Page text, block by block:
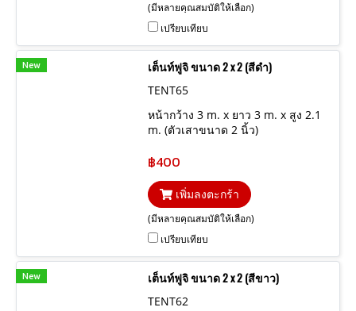
(มีหลายคุณสมบัติให้เลือก)
เปรียบเทียบ
New
เต็นท์ฟูจิ ขนาด 2 x 2 (สีดำ)
TENT65
หน้ากว้าง 3 m. x ยาว 3 m. x สูง 2.1
m. (ตัวเสาขนาด 2 นิ้ว)
฿400
เพิ่มลงตะกร้า
(มีหลายคุณสมบัติให้เลือก)
เปรียบเทียบ
New
เต็นท์ฟูจิ ขนาด 2 x 2 (สีขาว)
TENT62